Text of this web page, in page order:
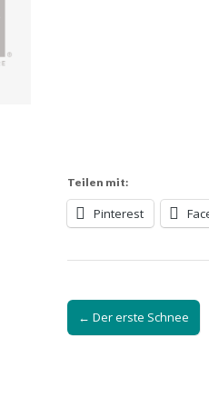
Teilen mit:
Pinterest
Post
navigation
← Der erste Schnee